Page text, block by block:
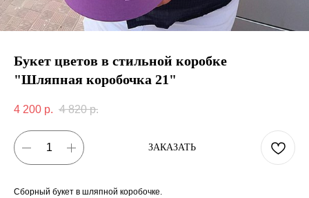
Букет цветов в стильной коробке
"Шляпная коробочка 21"
4 200 р. 4 820 р.
ЗАКАЗАТЬ
Сборный букет в шляпной коробочке.